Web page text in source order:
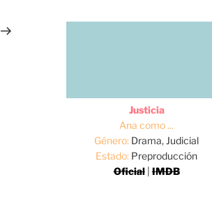
entrada
Justicia
Ana como ...
Género: Drama, Judicial
Estado: Preproducción
Oficial|IMDB